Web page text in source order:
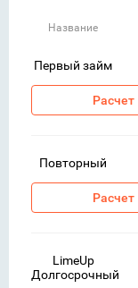
Название
Первый займ
Расчет
Повторный
Расчет
LimeUp
Долгосрочный